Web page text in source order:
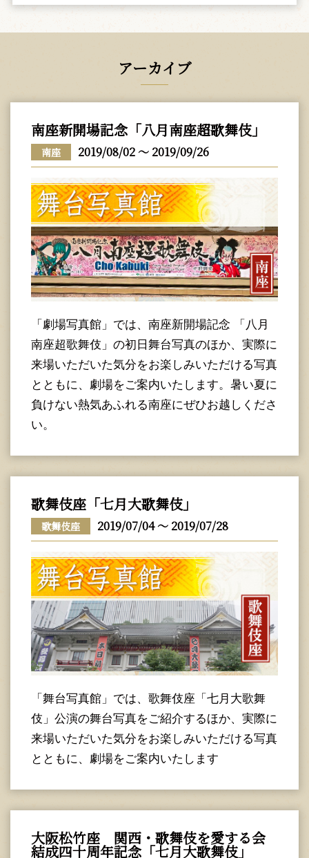
アーカイブ
南座新開場記念「八月南座超歌舞伎」
南座 2019/08/02 ～ 2019/09/26
「劇場写真館」では、南座新開場記念 「八月
南座超歌舞伎」の初日舞台写真のほか、実際に
来場いただいた気分をお楽しみいただける写真
とともに、劇場をご案内いたします。暑い夏に
負けない熱気あふれる南座にぜひお越しくださ
い。
歌舞伎座「七月大歌舞伎」
歌舞伎座 2019/07/04 ～ 2019/07/28
「舞台写真館」では、歌舞伎座「七月大歌舞
伎」公演の舞台写真をご紹介するほか、実際に
来場いただいた気分をお楽しみいただける写真
とともに、劇場をご案内いたします
大阪松竹座 関西・歌舞伎を愛する会
結成四十周年記念「七月大歌舞伎」